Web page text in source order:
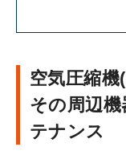
空気圧縮
その周辺
テナンス